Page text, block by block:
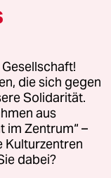
für Genehmigungen
Richtlinien
AGB
die sich gegen
Solidarität.
aus
im Zentrum“ –
Kulturzentren
dabei?